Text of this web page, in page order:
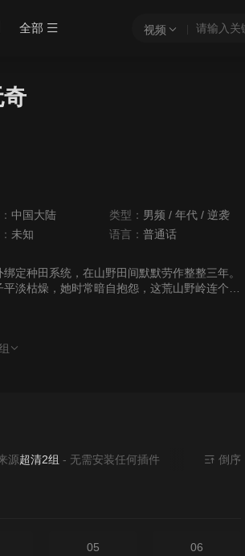
视频
全部
中国大陆 类型： 男频 / 年代 / 逆袭
未知 语言： 普通话
定种田系统，在山野田间默默劳作整整三年。
淡枯燥，她时常暗自抱怨，这荒山野岭连个俊
凡种田小女子，就此被仙门盯上，从此走出田
人生。
2组- 无需安装任何插件 倒序
05 06